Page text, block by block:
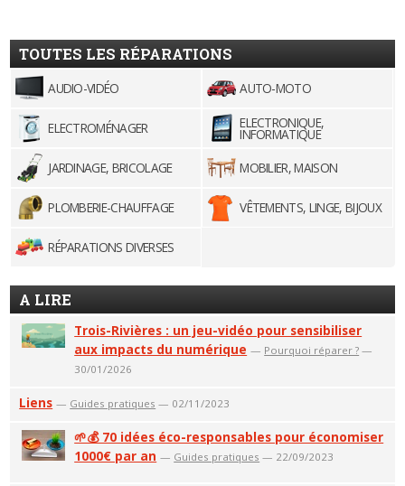
TOUTES LES RÉPARATIONS
AUDIO-VIDÉO AUTO-MOTO
ELECTROMÉNAGER ELECTRONIQUE,
INFORMATIQUE
JARDINAGE, BRICOLAGE
MOBILIER, MAISON
PLOMBERIE-CHAUFFAGE VÊTEMENTS, LINGE, BIJOUX
RÉPARATIONS DIVERSES
A LIRE
Trois-Rivières : un jeu-vidéo pour sensibiliser
aux impacts du numérique — Pourquoi réparer ? —
30/01/2026
Liens — Guides pratiques — 02/11/2023
🌱💰 70 idées éco-responsables pour économiser
1000€ par an — Guides pratiques — 22/09/2023